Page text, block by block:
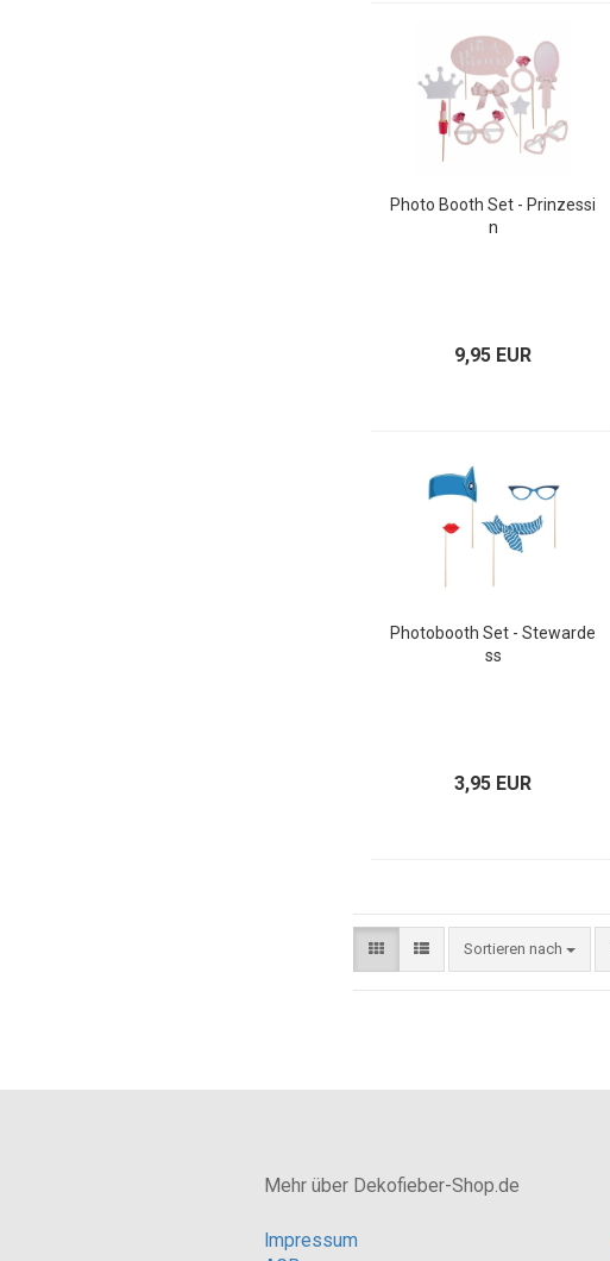
Photo Booth Set - Prinzessi
n
9,95 EUR
Photobooth Set - Stewarde
ss
3,95 EUR
Sortieren nach
Mehr über Dekofieber-Shop.de
Impressum